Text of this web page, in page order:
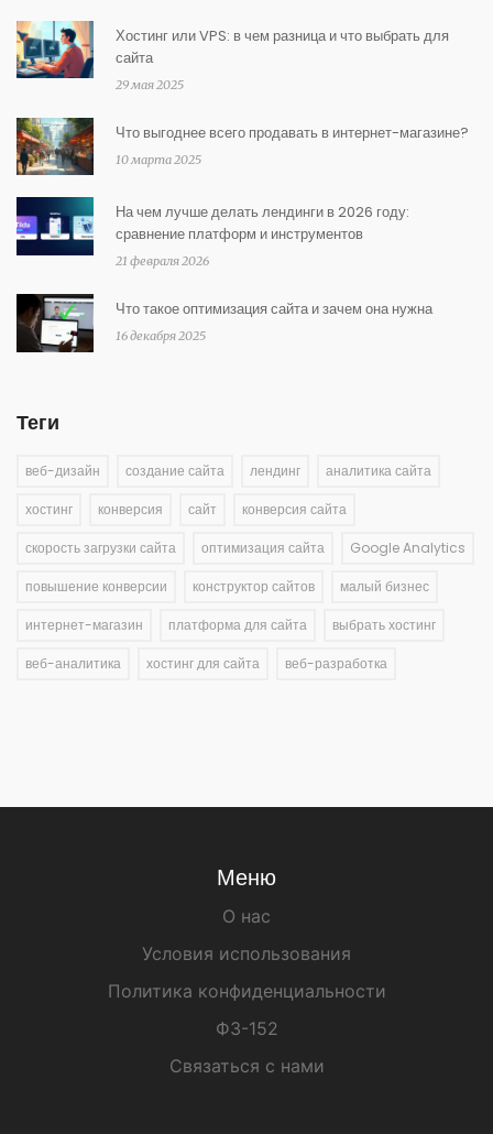
Хостинг или VPS: в чем разница и что выбрать для
сайта
29 мая 2025
Что выгоднее всего продавать в интернет-магазине?
10 марта 2025
На чем лучше делать лендинги в 2026 году:
сравнение платформ и инструментов
21 февраля 2026
Что такое оптимизация сайта и зачем она нужна
16 декабря 2025
Теги
веб-дизайн создание сайта лендинг аналитика сайта
хостинг конверсия сайт конверсия сайта
скорость загрузки сайта оптимизация сайта Google Analytics
повышение конверсии конструктор сайтов малый бизнес
интернет-магазин платформа для сайта выбрать хостинг
веб-аналитика хостинг для сайта веб-разработка
Меню
О нас
Условия использования
Политика конфиденциальности
ФЗ-152
Связаться с нами